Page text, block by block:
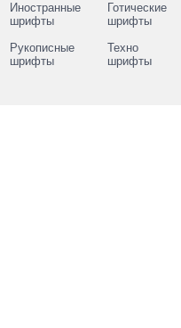
Иностранные
шрифты
Готические
шрифты
Рукописные
шрифты
Техно
шрифты